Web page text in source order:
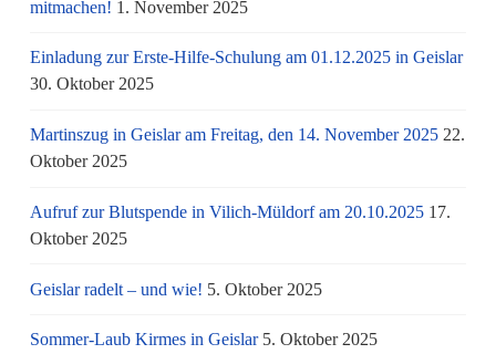
mitmachen! 1. November 2025
Einladung zur Erste-Hilfe-Schulung am 01.12.2025 in Geislar
30. Oktober 2025
Martinszug in Geislar am Freitag, den 14. November 2025 22.
Oktober 2025
Aufruf zur Blutspende in Vilich-Müldorf am 20.10.2025 17.
Oktober 2025
Geislar radelt – und wie! 5. Oktober 2025
Sommer-Laub Kirmes in Geislar 5. Oktober 2025